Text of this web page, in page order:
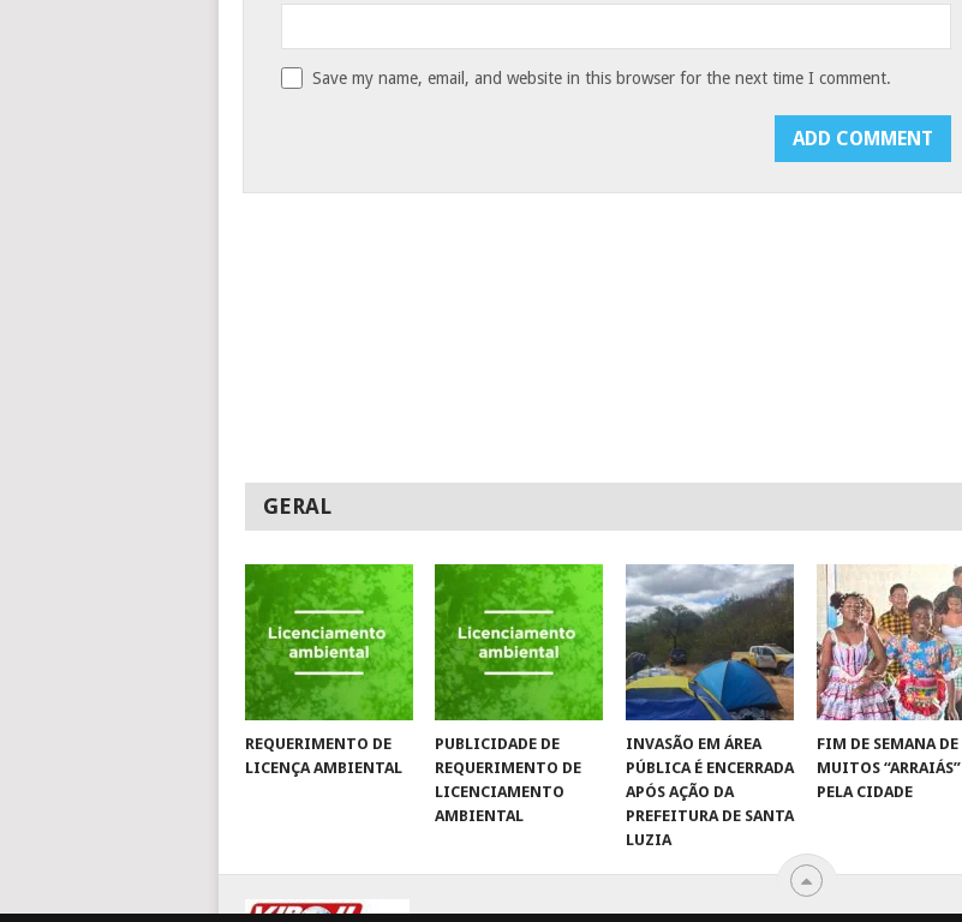
Save my name, email, and website in this browser for the next time I comment.
GERAL
REQUERIMENTO DE
LICENÇA AMBIENTAL
PUBLICIDADE DE
REQUERIMENTO DE
LICENCIAMENTO
AMBIENTAL
INVASÃO EM ÁREA
PÚBLICA É ENCERRADA
APÓS AÇÃO DA
PREFEITURA DE SANTA
LUZIA
FIM DE SEMANA DE
MUITOS “ARRAIÁS”
PELA CIDADE